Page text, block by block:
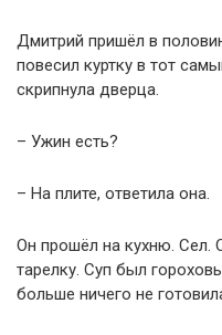
Дмитрий пришёл в
повесил куртку в тот
скрипнула дверца.
– Ужин есть?
– На плите, ответила она.
Он прошёл на кухню. Сел.
тарелку. Суп был
больше ничего не